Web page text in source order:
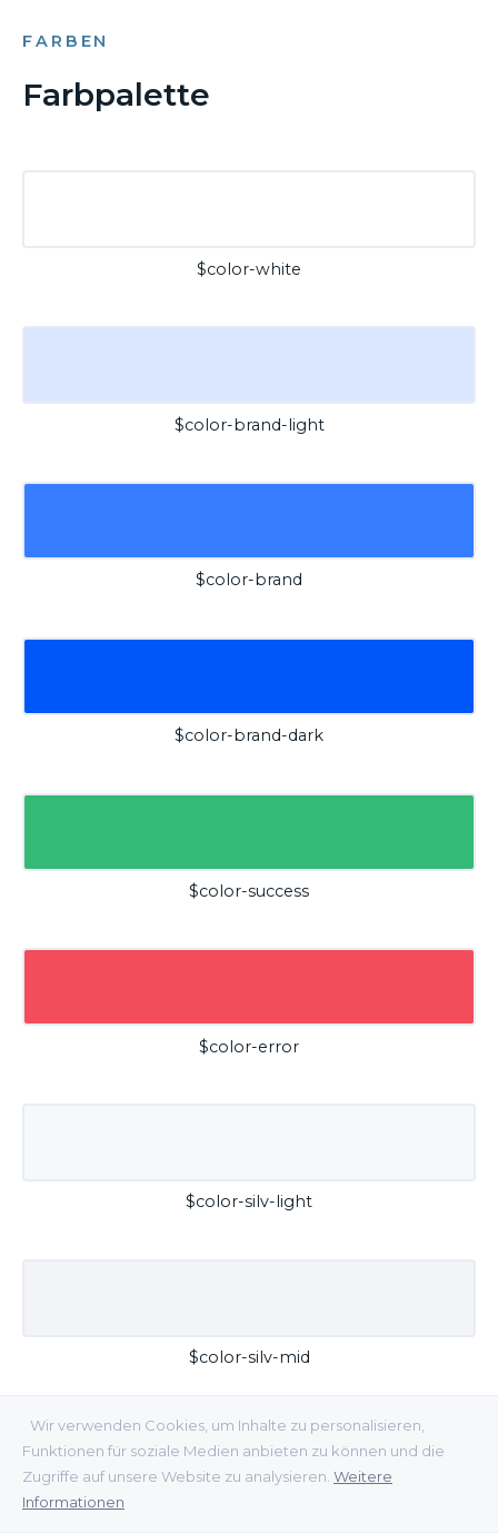
Wir verwenden Cookies, um Inhalte zu personalisieren,
Funktionen für soziale Medien anbieten zu können und die
Zugriffe auf unsere Website zu analysieren. Weitere
Informationen
FARBEN
Farbpalette
$color-white
$color-brand-light
$color-brand
$color-brand-dark
$color-success
$color-error
$color-silv-light
$color-silv-mid